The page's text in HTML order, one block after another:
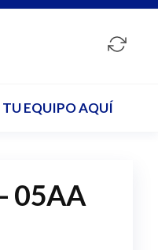
TU EQUIPO AQUÍ
05AA